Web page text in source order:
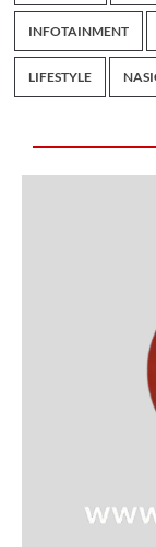
INFOTAINMENT
LIFESTYLE